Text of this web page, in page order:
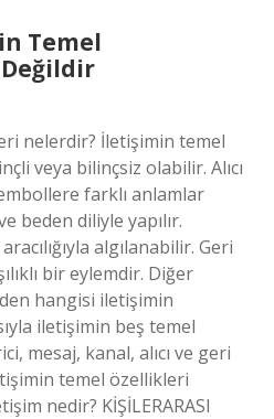
Temel
nelerdir? İletişimin temel
veya bilinçsiz olabilir. Alıcı
farklı anlamlar
beden diliyle yapılır.
algılanabilir. Geri
bir eylemdir. Diğer
hangisi iletişimin
iletişimin beş temel
mesaj, kanal, alıcı ve geri
temel özellikleri
nedir? KİŞİLERARASI